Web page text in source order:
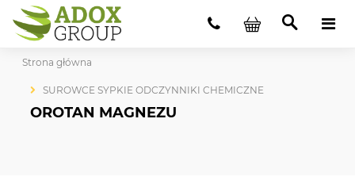
Strona główna
SUROWCE SYPKIE ODCZYNNIKI CHEMICZNE
OROTAN MAGNEZU